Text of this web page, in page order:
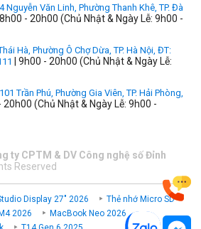
Nguyễn Văn Linh, Phường Thanh Khê, TP. Đà
8h00 - 20h00 (Chủ Nhật & Ngày Lễ: 9h00 -
Hà, Phường Ô Chợ Dừa, TP. Hà Nội, ĐT:
| 9h00 - 20h00 (Chủ Nhật & Ngày Lễ:
101 Trần Phú, Phường Gia Viên, TP. Hải Phòng,
20h00 (Chủ Nhật & Ngày Lễ: 9h00 -
ty CPTM & DV Công nghệ số Đỉnh
Reserved
Display 27" 2026
Thẻ nhớ Micro SD
2026
MacBook Neo 2026